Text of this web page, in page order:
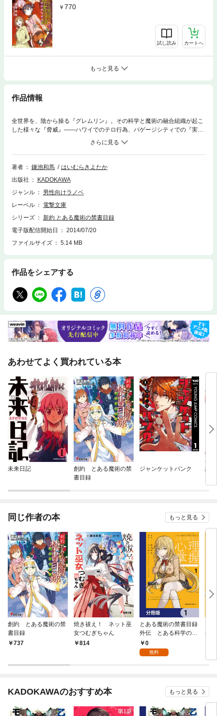
770
試し読み カートへ
もっと見る
作品情報
全世界を、陰から操る『グレムリン』。その科学と魔術の融合組織が起こ
した様々な『脅威』――ハワイでのテロ行為、バゲージシティでの『実
験』、学園都市に眠る『不死の存在』の奪取――には、全て理由があっ
た。 『グングニル』。 魔神オティヌスの最終目的であるその神槍製造
を止めるため、『魔神になり損ねた男』オッレルスは、姿形を雷神トール
と偽り、『グレムリン』の本拠地・サルガッソーへ侵入、調査を開始す
の上条当麻なのだが、彼が朝自宅で目覚めたら、幼い少女にエロい少女が
同じ布団に入っていた。 うーんやっぱそうだよな！ 世界の危機が迫っ
著者 鎌池和馬
はいむらきよたか
出版社
KADOKAWA
ジャンル
男性向けラノベ
レーベル
電撃文庫
シリーズ
新約 とある魔術の禁書目録
電子版配信開始日
2014/07/20
ファイルサイズ
5.14 MB
作品をシェアする
あわせてよく買われている本
未来日記
創約 とある魔術の禁
書目録
ジャンケットバンク 緋
同じ作者の本 もっと見る
創約 とある魔術の禁
書目録
737
焼き祓え！ ネット巫
女つむぎちゃん
814
とある魔術の禁書目録
外伝 とある科学の心
理掌握【分冊版】 1
0
無料
外
KADOKAWAのおすすめ本 もっと見る